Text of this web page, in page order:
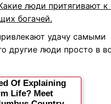
люди притягивают к
богачей.
удачу самыми
другие люди просто в